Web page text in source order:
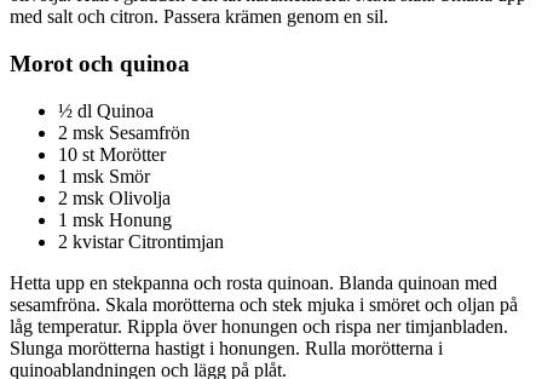
med salt och citron. Passera krämen genom en sil.
Morot och quinoa
½ dl Quinoa
2 msk Sesamfrön
10 st Morötter
1 msk Smör
2 msk Olivolja
1 msk Honung
2 kvistar Citrontimjan
Hetta upp en stekpanna och rosta quinoan. Blanda quinoan med
sesamfröna. Skala morötterna och stek mjuka i smöret och oljan på
låg temperatur. Rippla över honungen och rispa ner timjanbladen.
Slunga morötterna hastigt i honungen. Rulla morötterna i
quinoablandningen och lägg på plåt.